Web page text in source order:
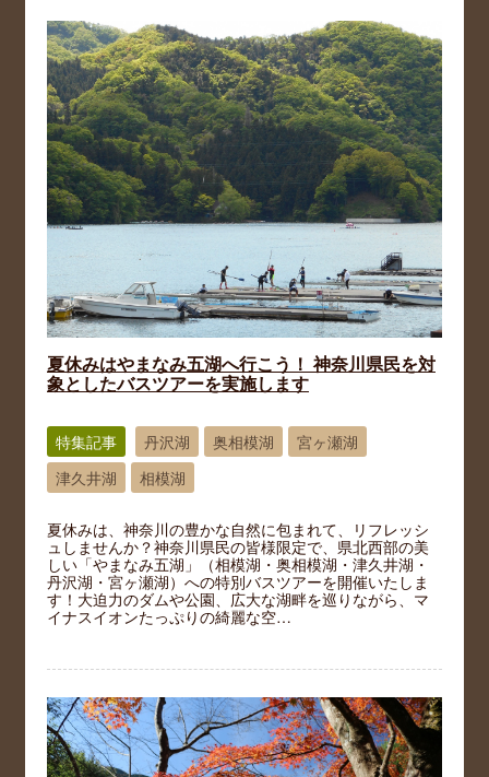
夏休みはやまなみ五湖へ行こう！ 神奈川県民を対
象としたバスツアーを実施します
特集記事 丹沢湖 奥相模湖
宮ヶ瀬湖
津久井湖
相模湖
夏休みは、神奈川の豊かな自然に包まれて、リフレッシ
ュしませんか？神奈川県民の皆様限定で、県北西部の美
しい「やまなみ五湖」（相模湖・奥相模湖・津久井湖・
丹沢湖・宮ヶ瀬湖）への特別バスツアーを開催いたしま
す！大迫力のダムや公園、広大な湖畔を巡りながら、マ
イナスイオンたっぷりの綺麗な空…